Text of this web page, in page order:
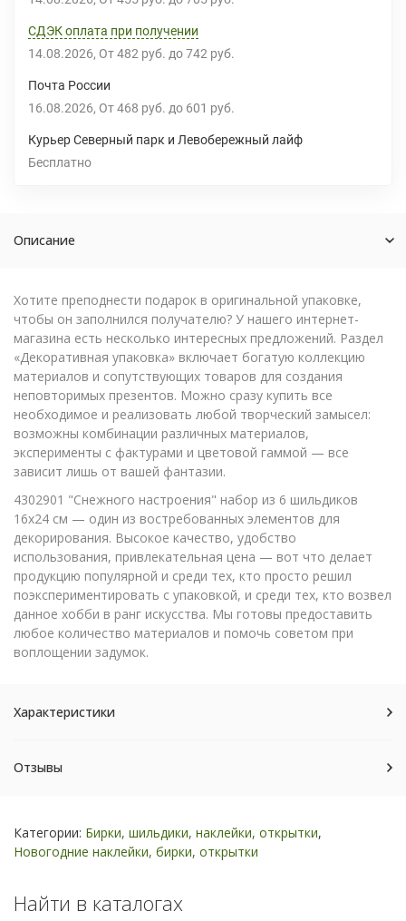
СДЭК оплата при получении
14.08.2026 От 482 руб. до 742 руб.
Почта России
16.08.2026 От 468 руб. до 601 руб.
Курьер Северный парк и Левобережный лайф
Бесплатно
Описание
Хотите преподнести подарок в оригинальной упаковке,
чтобы он заполнился получателю? У нашего интернет-
магазина есть несколько интересных предложений. Раздел
«Декоративная упаковка» включает богатую коллекцию
материалов и сопутствующих товаров для создания
неповторимых презентов. Можно сразу купить все
необходимое и реализовать любой творческий замысел:
возможны комбинации различных материалов,
эксперименты с фактурами и цветовой гаммой — все
зависит лишь от вашей фантазии.
4302901 "Снежного настроения" набор из 6 шильдиков
16х24 см — один из востребованных элементов для
декорирования. Высокое качество, удобство
использования, привлекательная цена — вот что делает
продукцию популярной и среди тех, кто просто решил
поэкспериментировать с упаковкой, и среди тех, кто возвел
данное хобби в ранг искусства. Мы готовы предоставить
любое количество материалов и помочь советом при
воплощении задумок.
Характеристики
Отзывы
Категории: Бирки, шильдики, наклейки, открытки,
Новогодние наклейки, бирки, открытки
Найти в каталогах